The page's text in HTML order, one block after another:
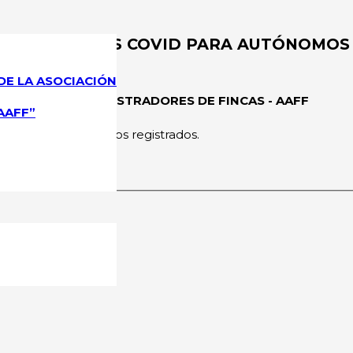
LA ASOCIACIÓN
LAS AYUDAS COVID PARA
DE ADMINISTRADORES DE FINCAS - AAFF
a los usuarios registrados.